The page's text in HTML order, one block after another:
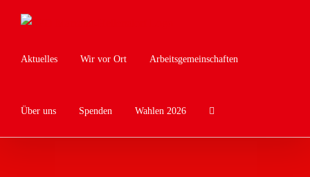
Inhalt
Aktuelles Wir vor Ort Arbeitsgemeinschaften
Über uns Spenden Wahlen 2026